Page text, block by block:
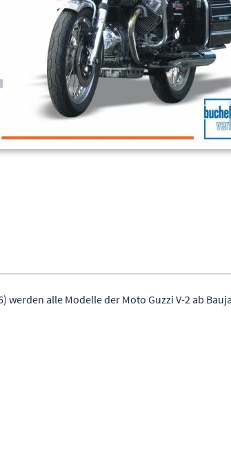
werden alle Modelle der Moto Guzzi V-2 ab